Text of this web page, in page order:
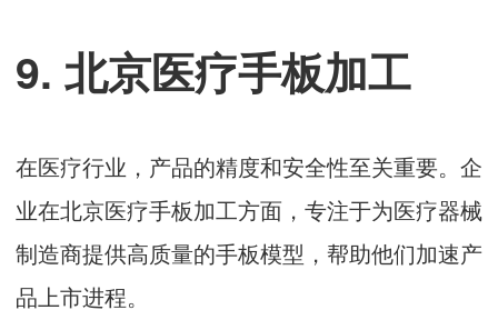
9. 北京医疗手板加工
在医疗行业，产品的精度和安全性至关重要。企
业在北京医疗手板加工方面，专注于为医疗器械
制造商提供高质量的手板模型，帮助他们加速产
品上市进程。